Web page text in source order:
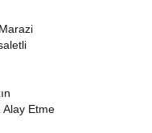
Alay Etme